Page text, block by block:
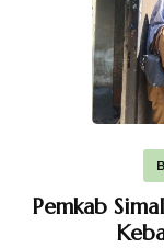
Pemkab